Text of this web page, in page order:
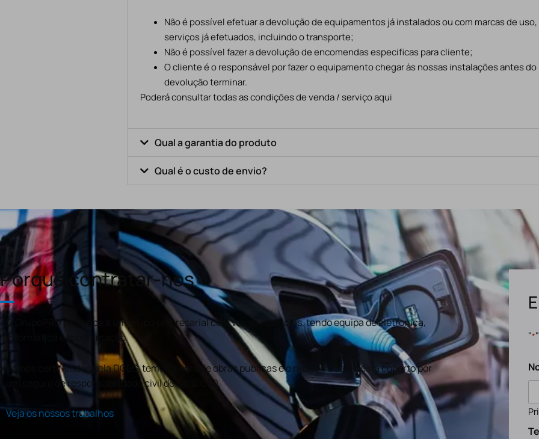
Não é possível efetuar a devolução de equipamentos já instalados ou com marcas de
serviços já efetuados, incluindo o transporte;
Não é possível fazer a devolução de encomendas especificas para cliente;
O cliente é o responsável por fazer o equipamento chegar às nossas instalações antes
devolução terminar.
Poderá consultar todas as condições de venda / serviço aqui
Qual a garantia do produto
Qual é o custo de envio?
Porquê contratar-nos
O GrupoPRO pertence a um grupo empresarial com várias valências, tendo equipa de eletronica,
informática e programação.
Somos certificados pela DGEG, temos alvará de obras publicas e o nosso trabalho está coberto por
um seguro de responsabilidade civil de €100.000.
Veja os nossos trabalhos
"*